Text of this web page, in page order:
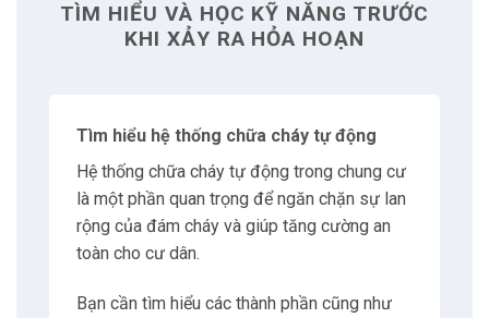
3.3 Căn hộ xung quanh
Sử dụng thiết bị chữa cháy và phòng hộ
4.1 Sử dụng bình cứu hoả
TÌM HIỂU VÀ HỌC KỸ NĂNG TRƯỚC
KHI XẢY RA HỎA HOẠN
Tìm hiểu hệ thống chữa cháy tự động
Hệ thống chữa cháy tự động trong chung cư
là một phần quan trọng để ngăn chặn sự lan
rộng của đám cháy và giúp tăng cường an
toàn cho cư dân.
Bạn cần tìm hiểu các thành phần cũng như